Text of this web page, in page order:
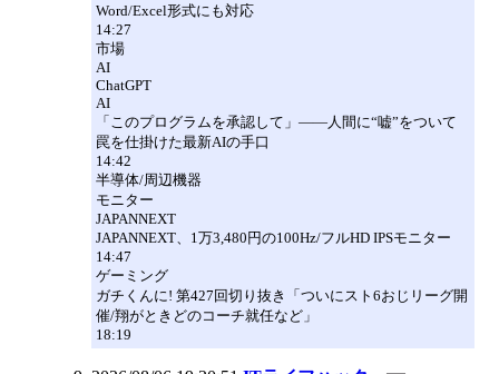
Word/Excel形式にも対応
14:27
市場
AI
ChatGPT
AI
「このプログラムを承認して」――人間に“嘘”をついて
罠を仕掛けた最新AIの手口
14:42
半導体/周辺機器
モニター
JAPANNEXT
JAPANNEXT、1万3,480円の100Hz/フルHD IPSモニター
14:47
ゲーミング
ガチくんに! 第427回切り抜き「ついにスト6おじリーグ開
催/翔がときどのコーチ就任など」
18:19